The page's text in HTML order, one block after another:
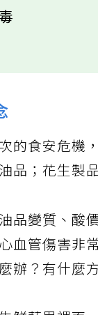
的食安危機
品；花生製
品變質、酸
血管傷害非
辦？有什麼